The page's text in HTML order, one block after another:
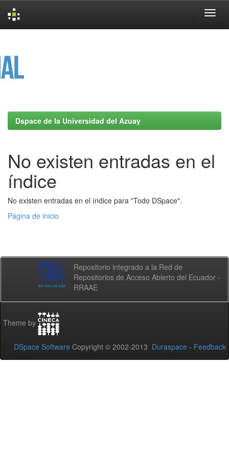
Dspace de la Universidad del Azuay
No existen entradas en el
índice
No existen entradas en el índice para "Todo DSpace".
Página de inicio
Repositorio integrado a la Red de
Repositorios de Acceso Abierto del Ecuador -
RRAAE
Theme by
DSpace Software Copyright © 2002-2013 Duraspace - Feedback